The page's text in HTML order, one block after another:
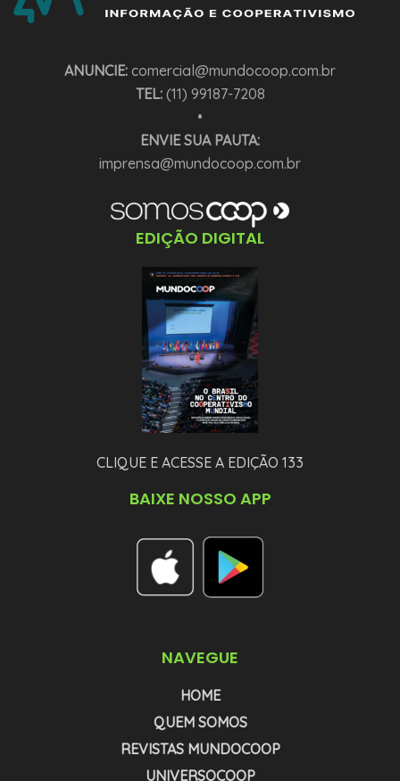
ANUNCIE: comercial@mundocoop.com.br
TEL:(11) 99187-7208
•
ENVIE SUA PAUTA:
imprensa@mundocoop.com.br
EDIÇÃO DIGITAL
CLIQUE E ACESSE A EDIÇÃO 133
BAIXE NOSSO APP
NAVEGUE
HOME
QUEM SOMOS
REVISTAS MUNDOCOOP
UNIVERSOCOOP